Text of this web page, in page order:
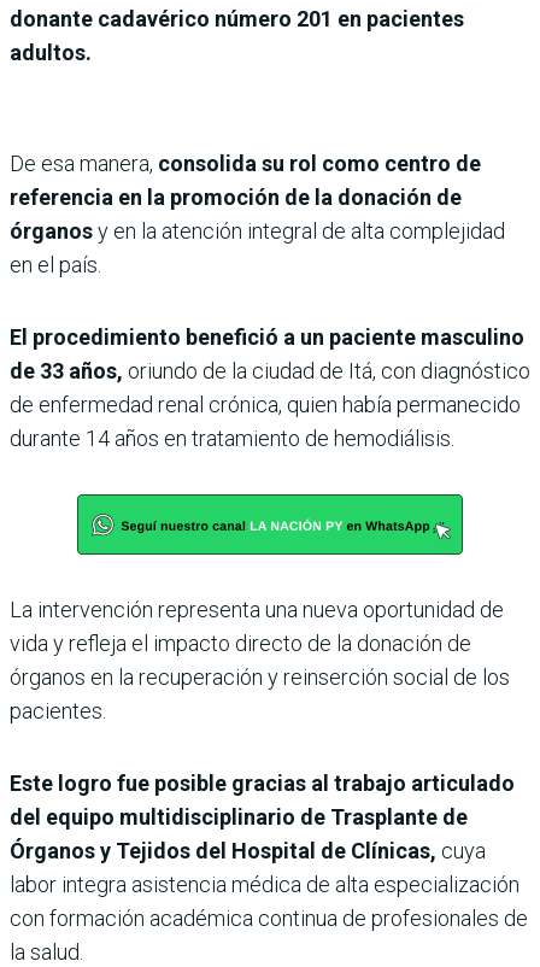
donante cadavérico número 201 en pacientes
adultos.
De esa manera, consolida su rol como centro de
referencia en la promoción de la donación de
órganosy en la atención integral de alta complejidad
en el país.
El procedimiento benefició a un paciente masculino
de 33 años, oriundo de la ciudad de Itá, con diagnóstico
de enfermedad renal crónica, quien había permanecido
durante 14 años en tratamiento de hemodiálisis.
La intervención representa una nueva oportunidad de
vida y refleja el impacto directo de la donación de
órganos en la recuperación y reinserción social de los
pacientes.
Este logro fue posible gracias al trabajo articulado
del equipo multidisciplinario de Trasplante de
Órganos y Tejidos del Hospital de Clínicas, cuya
labor integra asistencia médica de alta especialización
con formación académica continua de profesionales de
la salud.